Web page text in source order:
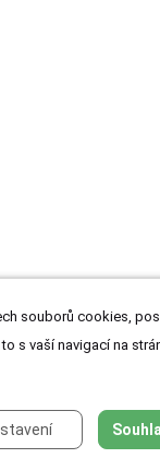
souborů cookies,
s vaší navigací na